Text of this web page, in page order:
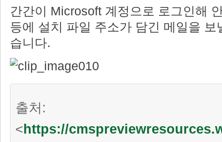
간간이 Microsoft 계정으로 로그인해
등에 설치 파일 주소가 담긴 메일을 보
습니다.
출처:
<https://